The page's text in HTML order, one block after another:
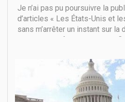
Je n’ai pas pu poursuivre la
d’articles « Les États-Unis et
sans m’arrêter un instant sur
le Parlement français de
décision intervenue après des